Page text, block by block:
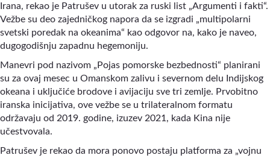
Irana, rekao je Patrušev u utorak za ruski list „Argumenti i fakti“.
Vežbe su deo zajedničkog napora da se izgradi „multipolarni
svetski poredak na okeanima“ kao odgovor na, kako je naveo,
dugogodišnju zapadnu hegemoniju.
Manevri pod nazivom „Pojas pomorske bezbednosti“ planirani
su za ovaj mesec u Omanskom zalivu i severnom delu Indijskog
okeana i uključiće brodove i avijaciju sve tri zemlje. Prvobitno
iranska inicijativa, ove vežbe se u trilateralnom formatu
održavaju od 2019. godine, izuzev 2021, kada Kina nije
učestvovala.
Patrušev je rekao da mora ponovo postaju platforma za „vojnu